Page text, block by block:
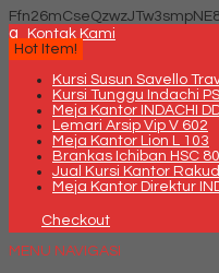
q
Kontak Kami
Hot Item!
Kursi Susun Savello
Kursi Tunggu Indachi
Meja Kantor INDACHI
Lemari Arsip Vip V 602
Meja Kantor Lion L 103
Brankas Ichiban HSC
Jual Kursi Kantor
Meja Kantor Direktur
Checkout
MENU NAVIGASI